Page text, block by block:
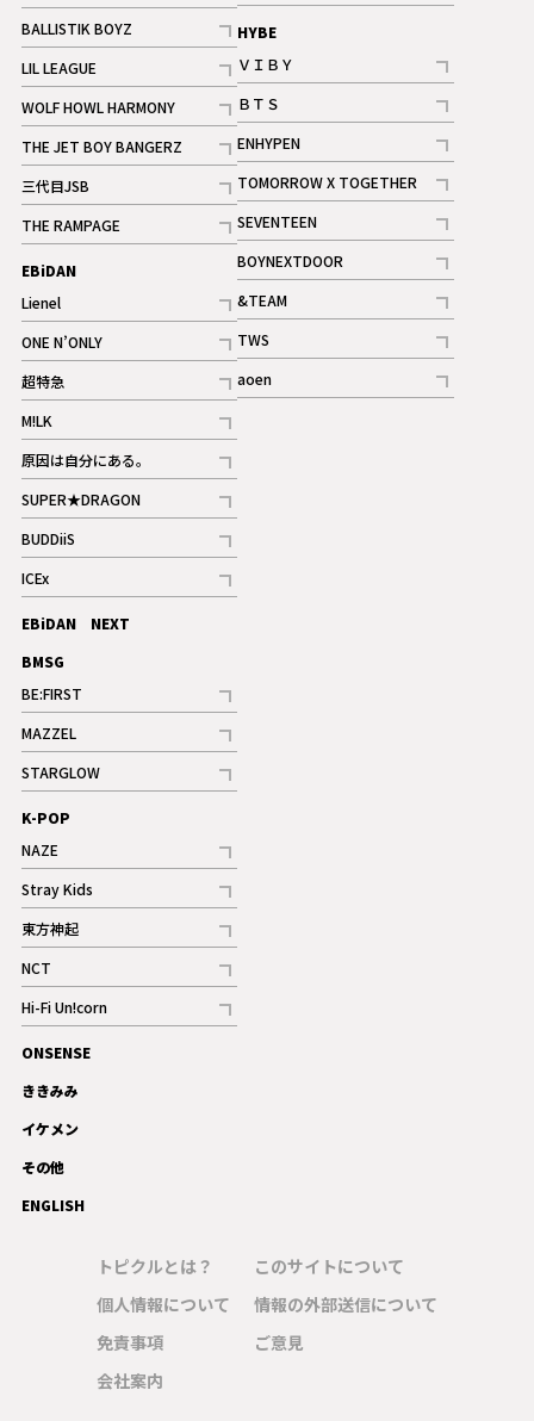
記事
BALLISTIK BOYZ
記事
LIL LEAGUE
記事
WOLF HOWL HARMONY
記事
THE JET BOY BANGERZ
記事
三代目JSB
記事
THE RAMPAGE
記事
ギャラリー
EBiDAN
Lienel
記事
ONE N’ONLY
記事
超特急
記事
M!LK
記事
原因は自分にある。
記事
SUPER★DRAGON
記事
BUDDiiS
記事
ICEx
記事
EBiDAN NEXT
BMSG
BE:FIRST
記事
ギャラリー
MAZZEL
記事
ギャラリー
STARGLOW
記事
記事
HYBE
ＶＩＢＹ
記事
ＢＴＳ
記事
ENHYPEN
記事
TOMORROW X TOGETHER
記事
ギャラリー
SEVENTEEN
記事
BOYNEXTDOOR
記事
&TEAM
記事
TWS
記事
aoen
記事
K-POP
NAZE
記事
Stray Kids
記事
東方神起
記事
NCT
記事
Hi-Fi Un!corn
記事
ギャラリー
ONSENSE
ききみみ
イケメン
その他
ENGLISH
トピクルとは？
個人情報について
免責事項
会社案内
このサイトについて
情報の外部送信について
ご意見